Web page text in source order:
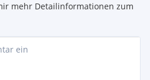
mehr Detailinformationen zum